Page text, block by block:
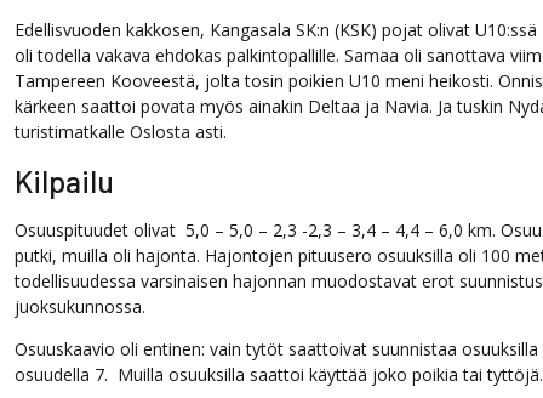
Edellisvuoden kakkosen, Kangasala SK:n (KSK) pojat olivat
oli todella vakava ehdokas palkintopallille. Samaa oli sanottava
Tampereen Kooveestä, jolta tosin poikien U10 meni heikosti.
kärkeen saattoi povata myös ainakin Deltaa ja Navia. Ja tuskin
turistimatkalle Oslosta asti.
Kilpailu
Osuuspituudet olivat 5,0 – 5,0 – 2,3 -2,3 – 3,4 – 4,4 – 6,0 km.
putki, muilla oli hajonta. Hajontojen pituusero osuuksilla oli 100
todellisuudessa varsinaisen hajonnan muodostavat erot
juoksukunnossa.
Osuuskaavio oli entinen: vain tytöt saattoivat suunnistaa
osuudella 7. Muilla osuuksilla saattoi käyttää joko poikia tai tyttöjä.